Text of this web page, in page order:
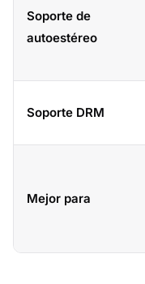
Soporte de
autoestéreo
Soporte DRM
Mejor para